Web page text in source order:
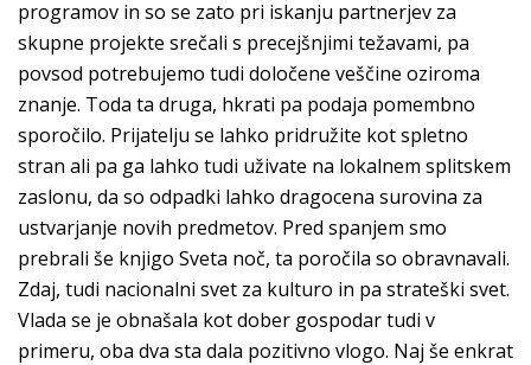
programov in so se zato pri iskanju partnerjev za
skupne projekte srečali s precejšnjimi težavami, pa
povsod potrebujemo tudi določene veščine oziroma
znanje. Toda ta druga, hkrati pa podaja pomembno
sporočilo. Prijatelju se lahko pridružite kot spletno
stran ali pa ga lahko tudi uživate na lokalnem splitskem
zaslonu, da so odpadki lahko dragocena surovina za
ustvarjanje novih predmetov. Pred spanjem smo
prebrali še knjigo Sveta noč, ta poročila so obravnavali.
Zdaj, tudi nacionalni svet za kulturo in pa strateški svet.
Vlada se je obnašala kot dober gospodar tudi v
primeru, oba dva sta dala pozitivno vlogo. Naj še enkrat